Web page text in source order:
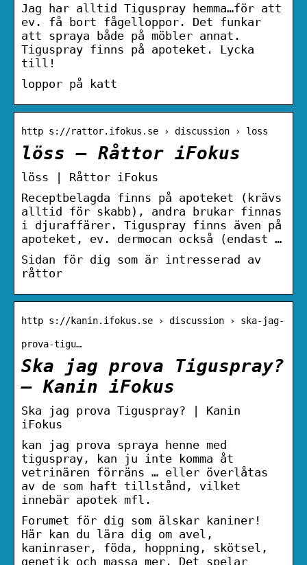
Jag har alltid Tiguspray hemma…för att
ev. få bort fågelloppor. Det funkar
att spraya både på möbler annat.
Tiguspray finns på apoteket. Lycka
till!
loppor på katt
http s://rattor.ifokus.se › discussion › loss
löss – Råttor iFokus
löss | Råttor iFokus
Receptbelagda finns på apoteket (krävs
alltid för skabb), andra brukar finnas
i djuraffärer. Tiguspray finns även på
apoteket, ev. dermocan också (endast …
Sidan för dig som är intresserad av
råttor
http s://kanin.ifokus.se › discussion › ska-jag-
prova-tigu…
Ska jag prova Tiguspray?
– Kanin iFokus
Ska jag prova Tiguspray? | Kanin
iFokus
kan jag prova spraya henne med
tiguspray, kan ju inte komma åt
vetrinären förräns … eller överlåtas
av de som haft tillstånd, vilket
innebär apotek mfl.
Forumet för dig som älskar kaniner!
Här kan du lära dig om avel,
kaninraser, föda, hoppning, skötsel,
genetik och massa mer. Det spelar